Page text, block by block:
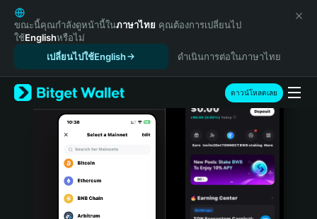
English
日本語
Tiếng Việt
Español (Latinoamérica)
Türkçe
Italiano
Português (Portugal)
Bahasa Indonesia
ขณะนี้คุณกำลังดูหน้านี้ในภาษาไทย คุณต้องการเปลี่ยนไป
ใช้Englishหรือไม่
เปลี่ยนไปใช้English
ดำเนินการต่อในภาษาไทย
ดาวน์โหลดเลย